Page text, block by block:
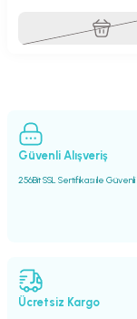
Güvenli Alışveriş
256Bit SSL Sertifikası ile Güvenli
Ücretsiz Kargo